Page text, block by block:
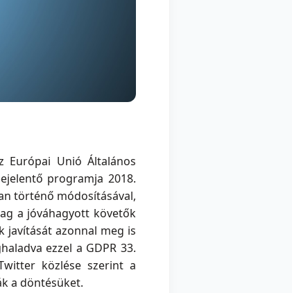
Európai Unió Általános
programja 2018.
történő módosításával,
a jóváhagyott követők
javítását azonnal meg is
ezzel a GDPR 33.
közlése szerint a
a döntésüket.